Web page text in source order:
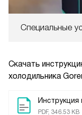
Специальные
Скачать
холодильника
Инструкция
PDF, 346.53 KB